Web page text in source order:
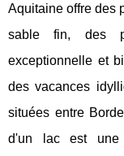
Aquitaine offre des
sable fin, des
exceptionnelle et
des vacances
situées entre
d'un lac est une